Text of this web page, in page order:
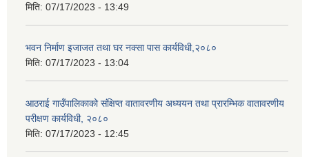
मिति: 07/17/2023 - 13:49
भवन निर्माण इजाजत तथा घर नक्सा पास कार्यविधी,२०८०
मिति: 07/17/2023 - 13:04
आठराई गाउँपालिकाको संक्षिप्त वातावरणीय अध्ययन तथा प्रारम्भिक वातावरणीय
परीक्षण कार्यविधी, २०८०
मिति: 07/17/2023 - 12:45